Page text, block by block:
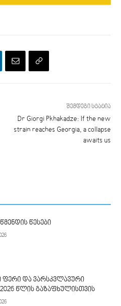
შემდეგი სტატია
Dr Giorgi Pkhakadze: If the new
strain reaches Georgia, a collapse
awaits us
წესები
ფერი და ვარსკვლავური
წლის გაზაფხულისთვის